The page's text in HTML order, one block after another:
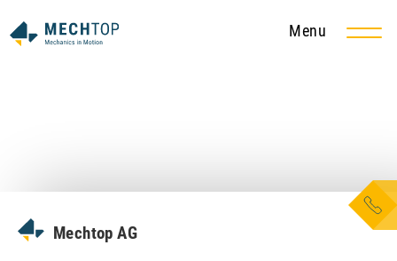
Menu
Behälter- und Apparatebau
Mechtop AG